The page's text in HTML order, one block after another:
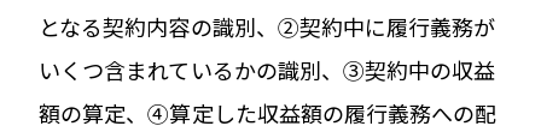
となる契約内容の識別、②契約中に履行義務が
いくつ含まれているかの識別、③契約中の収益
額の算定、④算定した収益額の履行義務への配